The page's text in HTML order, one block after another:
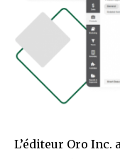
L’éditeur Oro Inc.